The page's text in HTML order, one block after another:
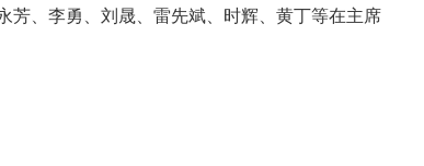
芳、李勇、刘晟、雷先斌、时辉、黄丁等在主席